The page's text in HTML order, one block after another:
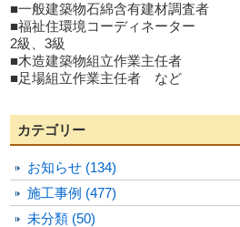
■一般建築物石綿含有建材調査者
■福祉住環境コーディネーター
2級、3級
■木造建築物組立作業主任者
■足場組立作業主任者 など
カテゴリー
お知らせ (134)
施工事例 (477)
未分類 (50)